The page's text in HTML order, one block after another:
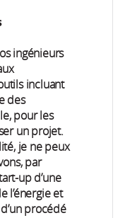
ingénieurs
incluant
des
pour les
un projet.
je ne peux
par
up d’une
l’énergie et
procédé